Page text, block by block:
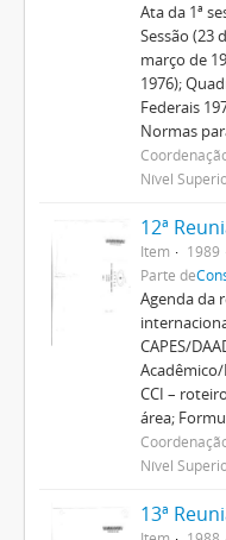
Ata da 1ª
Sessão (23
março de
1976);
Federais
Normas
Nível
Item
1989
Parte de
Agenda da
CAPES/
CCI –
área;
Nível